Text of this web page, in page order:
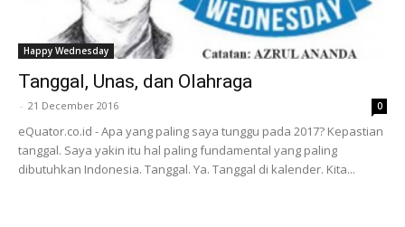
Happy Wednesday
Tanggal, Unas, dan Olahraga
- 21 December 2016 0
eQuator.co.id - Apa yang paling saya tunggu pada 2017? Kepastian
tanggal. Saya yakin itu hal paling fundamental yang paling
dibutuhkan Indonesia. Tanggal. Ya. Tanggal di kalender. Kita...